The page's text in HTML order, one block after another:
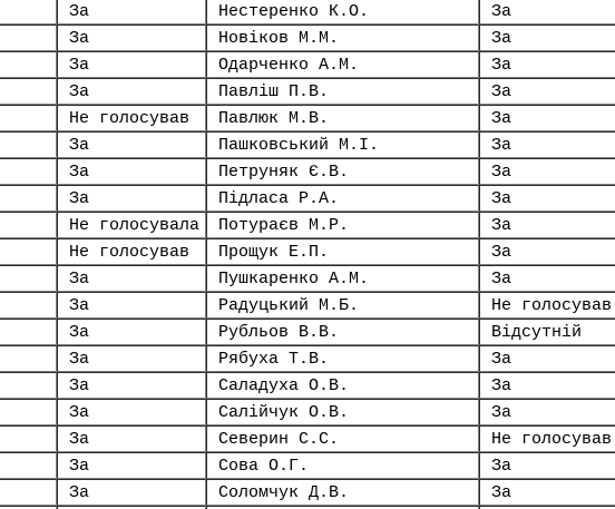
За Нестеренко К.О.
За
За Новіков М.М.
За
За Одарченко А.М.
За
За Павліш П.В.
За
Не голосував Павлюк М.В.
За
За Пашковський М.І.
За
За Петруняк Є.В.
За
За Підласа Р.А.
За
Не голосувала Потураєв М.Р.
За
Не голосував Прощук Е.П.
За
За Пушкаренко А.М.
За
За Радуцький М.Б.
Не голосував
За Рубльов В.В.
Відсутній
За Рябуха Т.В.
За
За Саладуха О.В.
За
За Салійчук О.В.
За
За Северин С.С.
Не голосував
За Сова О.Г.
За
За Соломчук Д.В.
За